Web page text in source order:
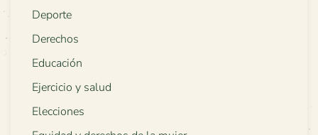
Deporte
Derechos
Educación
Ejercicio y salud
Elecciones